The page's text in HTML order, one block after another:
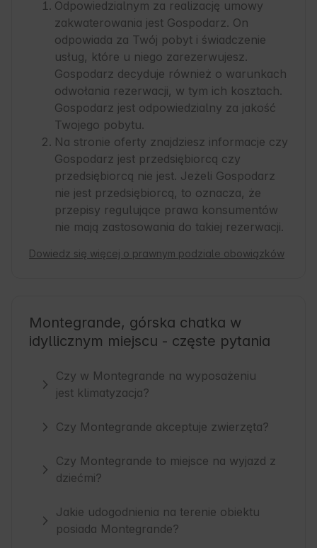
Odpowiedzialnym za realizację umowy
zakwaterowania jest Gospodarz. On
odpowiada za Twój pobyt i świadczenie
usług, które u niego zarezerwujesz.
Gospodarz decyduje również o warunkach
odwołania rezerwacji, w tym ich kosztach.
Gospodarz jest odpowiedzialny za jakość
Twojego pobytu.
Na stronie oferty znajdziesz informacje czy
Gospodarz jest przedsiębiorcą czy
przedsiębiorcą nie jest. Jeżeli Gospodarz
nie jest przedsiębiorcą, to oznacza, że
przepisy regulujące prawa konsumentów
nie mają zastosowania do takiej rezerwacji.
Dowiedz się więcej o prawnym podziale obowiązków
Montegrande, górska chatka w
idyllicznym miejscu - częste pytania
Czy w Montegrande na wyposażeniu
jest klimatyzacja?
Czy Montegrande akceptuje zwierzęta?
Czy Montegrande to miejsce na wyjazd z
dziećmi?
Jakie udogodnienia na terenie obiektu
posiada Montegrande?